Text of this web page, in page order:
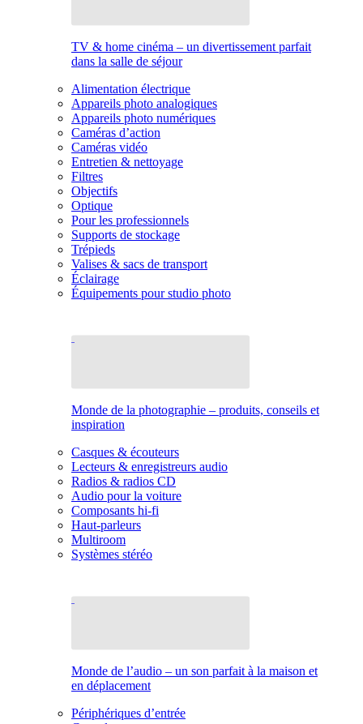
TV & home cinéma – un divertissement parfait
dans la salle de séjour
Alimentation électrique
Appareils photo analogiques
Appareils photo numériques
Caméras d’action
Caméras vidéo
Entretien & nettoyage
Filtres
Objectifs
Optique
Pour les professionnels
Supports de stockage
Trépieds
Valises & sacs de transport
Éclairage
Équipements pour studio photo
Monde de la photographie – produits, conseils et
inspiration
Casques & écouteurs
Lecteurs & enregistreurs audio
Radios & radios CD
Audio pour la voiture
Composants hi-fi
Haut-parleurs
Multiroom
Systèmes stéréo
Monde de l’audio – un son parfait à la maison et
en déplacement
Périphériques d’entrée